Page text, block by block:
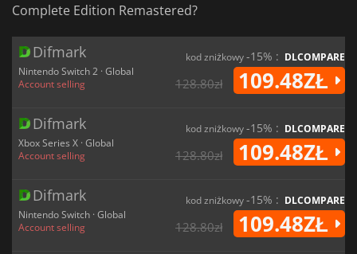
Complete Edition Remastered?
Difmark
Nintendo Switch 2 · Global
Account selling
kod zniżkowy-15% : DLCOMPARE
128.80zł 109.48ZŁ
Difmark
Xbox Series X · Global
Account selling
kod zniżkowy-15% : DLCOMPARE
128.80zł 109.48ZŁ
Difmark
Nintendo Switch · Global
Account selling
kod zniżkowy-15% : DLCOMPARE
128.80zł 109.48ZŁ